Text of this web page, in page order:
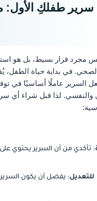
طفلكِ الأول:
مجرد قرار بسيط، بل هو
الصحي. في بداية حياة
السرير عاملًا أساسيًا في
والنفسي. لذا قبل شراء أي
: تأكدي من أن السرير يحتوي
للتعديل: يفضل أن يكون